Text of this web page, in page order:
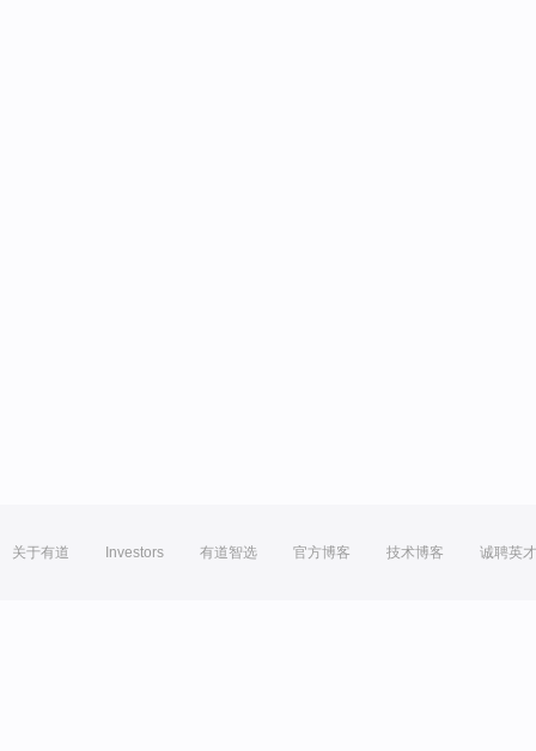
关于有道 Investors 有道智选 官方博客 技术博客 诚聘英才